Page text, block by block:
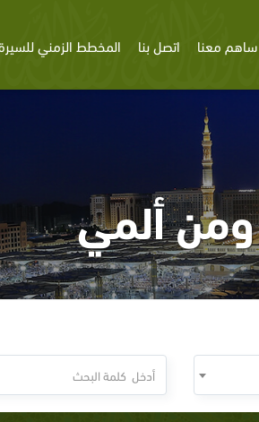
ساهم معنا اتصل بنا المخطط الزمني
ألمي